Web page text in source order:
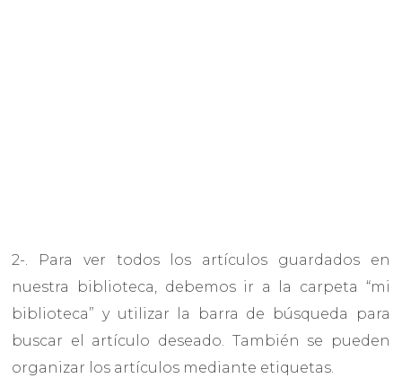
2-. Para ver todos los artículos guardados en
nuestra biblioteca, debemos ir a la carpeta “mi
biblioteca” y utilizar la barra de búsqueda para
buscar el artículo deseado. También se pueden
organizar los artículos mediante etiquetas.